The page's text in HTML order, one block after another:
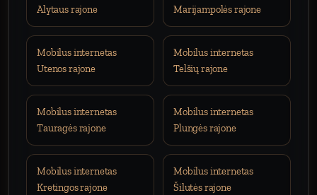
Alytaus rajone
Marijampolės rajone
Mobilus internetas
Utenos rajone
Mobilus internetas
Telšių rajone
Mobilus internetas
Tauragės rajone
Mobilus internetas
Plungės rajone
Mobilus internetas
Kretingos rajone
Mobilus internetas
Šilutės rajone